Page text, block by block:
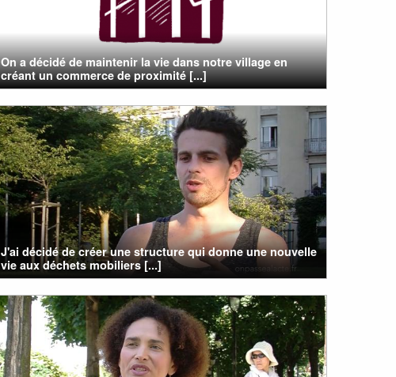
On a décidé de maintenir la vie dans notre village en
créant un commerce de proximité [...]
J'ai décidé de créer une structure qui donne une nouvelle
vie aux déchets mobiliers [...]